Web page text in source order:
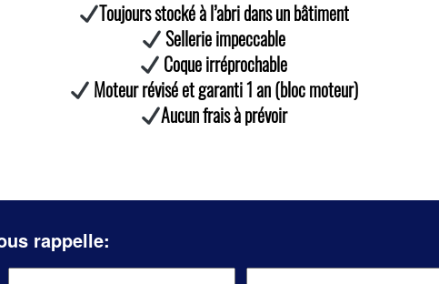
Toujours stocké à l’abri dans un bâtiment
Sellerie impeccable
Coque irréprochable
Moteur révisé et garanti 1 an (bloc moteur)
Aucun frais à prévoir
rappelle: